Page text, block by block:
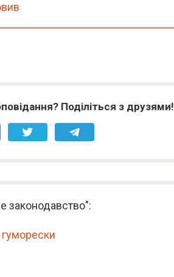
Поділіться з друзями!
законодавство":